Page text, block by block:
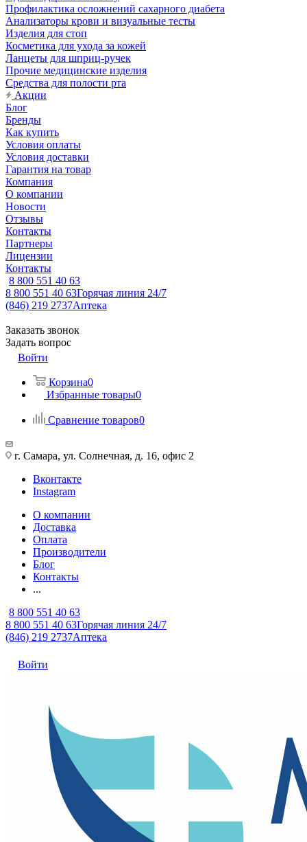
Профилактика осложнений сахарного диабета
Анализаторы крови и визуальные тесты
Изделия для стоп
Косметика для ухода за кожей
Ланцеты для шприц-ручек
Прочие медицинские изделия
Средства для полости рта
Акции
Блог
Бренды
Как купить
Условия оплаты
Условия доставки
Гарантия на товар
Компания
О компании
Новости
Отзывы
Контакты
Партнеры
Лицензии
Контакты
8 800 551 40 63
8 800 551 40 63Горячая линия 24/7
(846) 219 2737Аптека
Заказать звонок
Задать вопрос
Войти
Корзина0
Избранные товары0
Сравнение товаров0
г. Самара, ул. Солнечная, д. 16, офис 2
Вконтакте
Instagram
О компании
Доставка
Оплата
Производители
Блог
Контакты
...
8 800 551 40 63
8 800 551 40 63Горячая линия 24/7
(846) 219 2737Аптека
Войти